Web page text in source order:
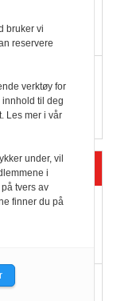
større
bruker vi
reservere
verktøy for
til deg
Les mer i vår
under, vil
i
tvers av
finner du på